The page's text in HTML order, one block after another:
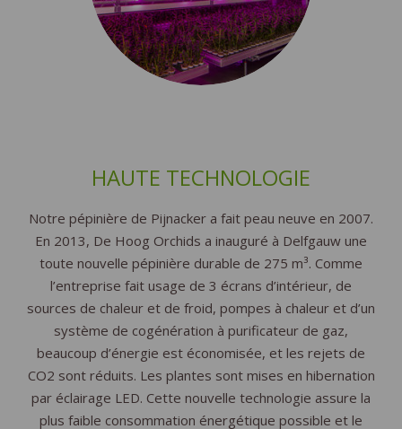
HAUTE TECHNOLOGIE
Notre pépinière de Pijnacker a fait peau neuve en 2007.
En 2013, De Hoog Orchids a inauguré à Delfgauw une
toute nouvelle pépinière durable de 275 m³. Comme
l’entreprise fait usage de 3 écrans d’intérieur, de
sources de chaleur et de froid, pompes à chaleur et d’un
système de cogénération à purificateur de gaz,
beaucoup d’énergie est économisée, et les rejets de
CO2 sont réduits. Les plantes sont mises en hibernation
par éclairage LED. Cette nouvelle technologie assure la
plus faible consommation énergétique possible et le